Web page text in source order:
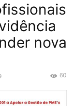
nova
60